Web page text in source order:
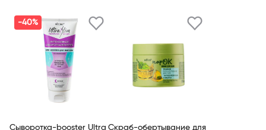
-40%
Сыворотка-booster Ultra Скраб-обертывание для